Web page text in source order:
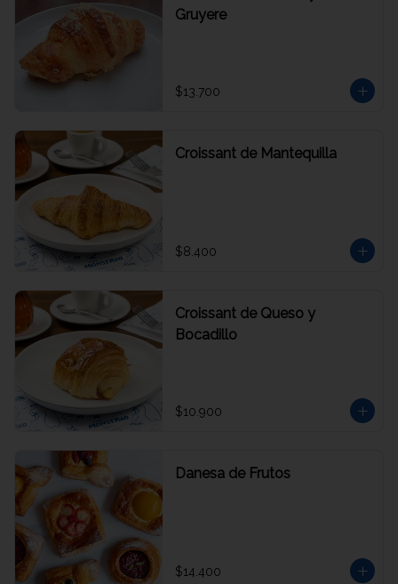
Gruyere
$13.700
Croissant de Mantequilla
$8.400
Croissant de Queso y
Bocadillo
$10.900
Danesa de Frutos
$14.400